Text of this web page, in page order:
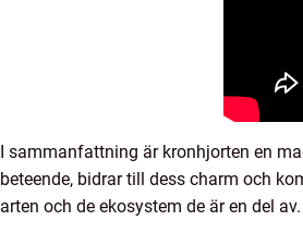
I sammanfattning är kronhjorten en
beteende, bidrar till dess charm och
arten och de ekosystem de är en del av.